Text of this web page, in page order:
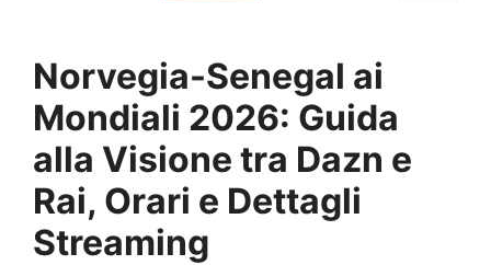
Norvegia-Senegal ai
Mondiali 2026: Guida
alla Visione tra Dazn e
Rai, Orari e Dettagli
Streaming